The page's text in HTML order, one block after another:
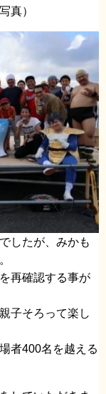
真）
したが、みかも
再確認する事が
子そろって楽し
者400名を越える